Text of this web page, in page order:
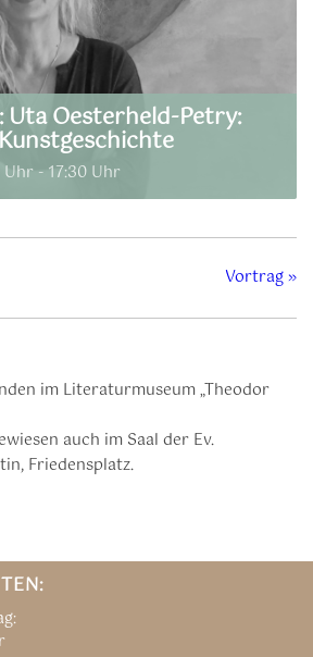
Uta Oesterheld-Petry:
Uhr - 17:30 Uhr
Vortrag»
im Literaturmuseum „Theodor
auch im Saal der Ev.
Friedensplatz.